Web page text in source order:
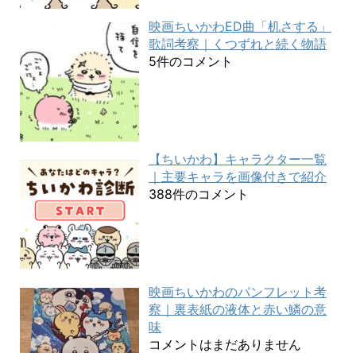
映画ちいかわED曲「机さする」
歌詞考察｜くつずれと続く物語
5件のコメント
【ちいかわ】キャラクター一覧
｜主要キャラを画像付きで紹介
388件のコメント
映画ちいかわのパンフレット考
察｜裏表紙の液体と赤い鱗の意
味
コメントはまだありません